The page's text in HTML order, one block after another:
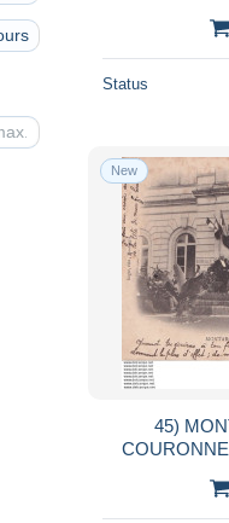
Status
New
45)